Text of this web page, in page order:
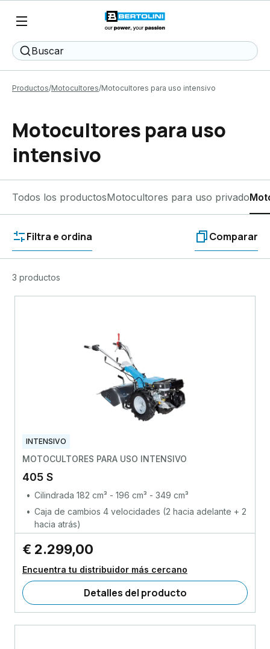
Buscar
Productos Motocultores Motocultores para uso intensivo
Motocultores para uso
intensivo
Todos los productosMotocultores para uso privado
Filtra e ordina Comparar
3 productos
INTENSIVO
MOTOCULTORES PARA USO INTENSIVO
405 S
Cilindrada 182 cm³ - 196 cm³ - 349 cm³
Caja de cambios 4 velocidades (2 hacia adelante + 2
hacia atrás)
€ 2.299,00
Encuentra tu distribuidor más cercano
Detalles del producto